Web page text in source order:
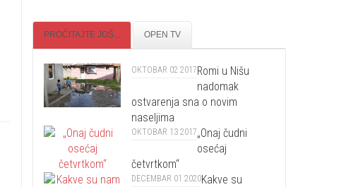
PROČITAJTE JOŠ... OPEN TV
OKTOBAR 02 2017Romi u Nišu
nadomak
ostvarenja sna o novim
naseljima
OKTOBAR 13 2017„Onaj čudni
osećaj
četvrtkom“
DECEMBAR 01 2020Kakve su